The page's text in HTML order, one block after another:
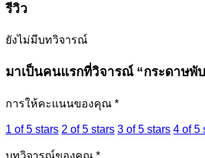
รีวิว
ยังไม่มีบทวิจารณ์
มาเป็นคนแรกที่วิจารณ์ “กระดาษพั
การให้คะแนนของคุณ *
1 of 5 stars 2 of 5 stars 3 of 5 stars 4 of 5
บทวิจารณ์ของคุณ *